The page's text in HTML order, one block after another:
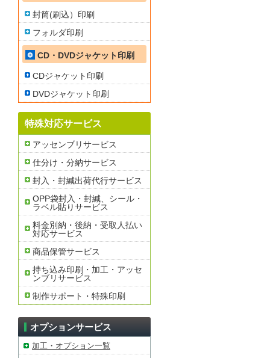
封筒(刷込）印刷
フォルダ印刷
CD・DVDジャケット印刷
CDジャケット印刷
DVDジャケット印刷
特殊対応サービス
アッセンブリサービス
仕分け・分納サービス
封入・封緘出荷代行サービス
OPP袋封入・封緘、シール・
ラベル貼りサービス
料金別納・後納・受取人払い
対応サービス
商品保管サービス
持ち込み印刷・加工・アッセ
ンブリサービス
制作サポート・特殊印刷
オプションサービス
加工・オプション一覧